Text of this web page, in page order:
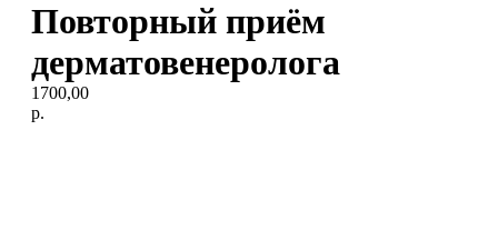
Повторный приём
дерматовенеролога
1700,00
р.